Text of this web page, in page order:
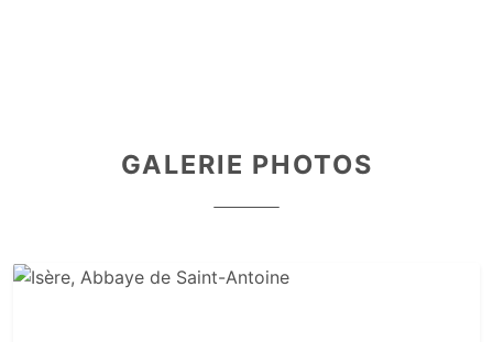
GALERIE PHOTOS